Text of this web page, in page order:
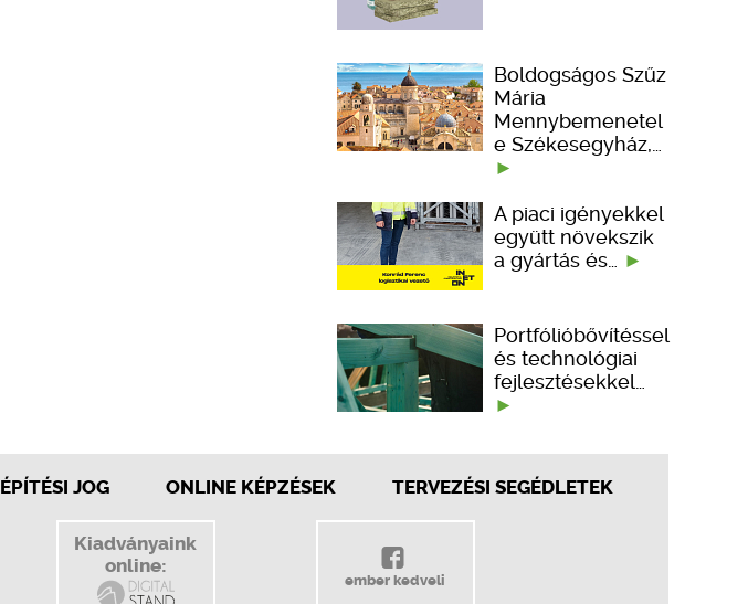
Boldogságos Szűz
Mária
Mennybemenetel
e Székesegyház,…
A piaci igényekkel
együtt növekszik
a gyártás és…
Portfólióbővítéssel
és technológiai
fejlesztésekkel…
ÉPÍTÉSI JOG ONLINE KÉPZÉSEK TERVEZÉSI SEGÉDLETEK
Kiadványaink
online:
ember kedveli